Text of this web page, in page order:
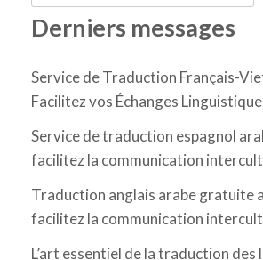
Derniers messages
Service de Traduction Français-
Facilitez vos Échanges
Service de traduction espagnol
facilitez la communication
Traduction anglais arabe gratuite
facilitez la communication
L’art essentiel de la traduction des